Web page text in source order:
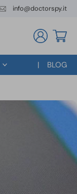
info@doctorspy.it
BLOG